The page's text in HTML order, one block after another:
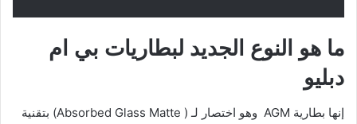
ما هو النوع الجديد لبطاريات بي ام
دبليو
إنها بطارية AGM وهو اختصار لـ ( Absorbed Glass Matte) بتقنية